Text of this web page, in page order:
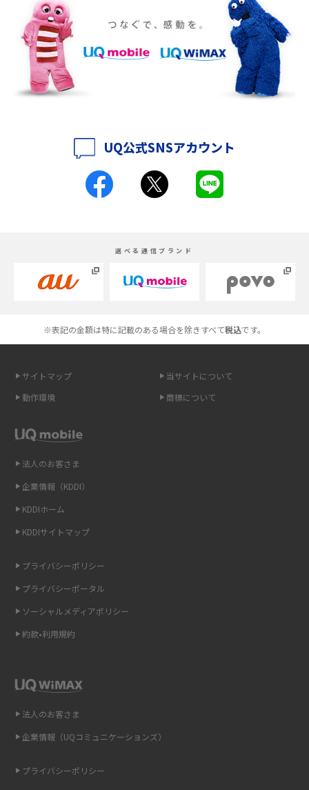
iPhone 16eとiPhone SE（第3世代）の違いは？サイズやスペックを比較し
て解説
iPhone 16eとiPhone 14を徹底比較！スペック・機能の違いをわかりやすく
紹介
iPhone 16とiPhone 15の違いは？カメラ・スペック・機能を徹底比較
iPhoneの機種変更のやり方は？事前準備・手順やデータ移行方法をわかり
Androidスマホとは？特徴やメリット・デメリット、おススメ機種を紹介
高校生にスマホ制限は必要？所持率やメリット・デメリットを詳しく紹介
トを解説
スマホや携帯端末の通信速度制限とは？回避のコツや解除のタイミング・
LINEの通知がこない時の原因と対処法9選！設定の確認手順も解説
スマホのウィジェットとは？iPhone・Androidの設定方法やおススメを紹
リプライ機能とは？LINE、X（旧Twitter）、Instagram、TikTokで送る方法
インスタのDMの送り方は？便利機能の使い方や注意点をわかりやすく解説
Bluetooth®とは？Wi-Fiとの違いやスマホ・PCとの接続方法を解説
紹介
UQ公式SNSアカウント
選べる通信ブランド
※表記の金額は特に記載のある場合を除きすべて税込です。
サイトマップ
当サイトについて
動作環境
商標について
法人のお客さま
企業情報（KDDI）
KDDIホーム
KDDIサイトマップ
プライバシーポリシー
プライバシーポータル
ソーシャルメディアポリシー
約款•利用規約
法人のお客さま
企業情報（UQコミュニケーションズ）
プライバシーポリシー